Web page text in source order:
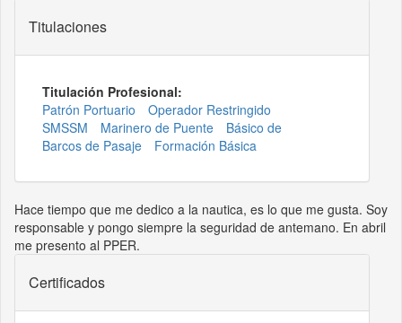
Titulaciones
Titulación Profesional:
Patrón Portuario
Operador Restringido
SMSSM
Marinero de Puente
Básico de
Barcos de Pasaje
Formación Básica
Hace tiempo que me dedico a la nautica, es lo que me gusta. Soy
responsable y pongo siempre la seguridad de antemano. En abril
me presento al PPER.
Certificados